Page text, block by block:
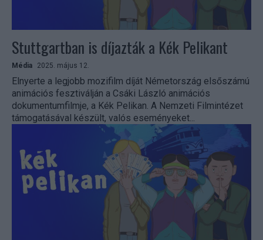
Stuttgartban is díjazták a Kék Pelikant
Média 2025. május 12.
Elnyerte a legjobb mozifilm díját Németország elsőszámú
animációs fesztiválján a Csáki László animációs
dokumentumfilmje, a Kék Pelikan. A Nemzeti Filmintézet
támogatásával készült, valós eseményeket...